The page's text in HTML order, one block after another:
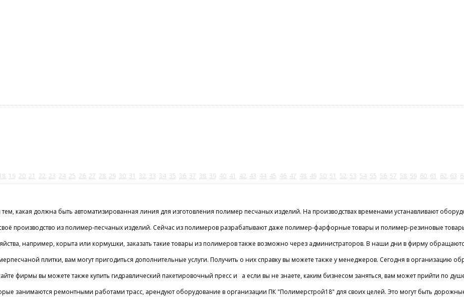
19 20 21 22 23 24 25 26 27 28 29 30 31 32 33 34 35 36 37 38 39 40 41 42 43 44 45 46 47 48 49 50 51 52 53 54 55 56 57 58 59 60 61 62 63
какая должна быть автоматизированная линия для изготовления полимер песчаных изделий. На производствах временами устанавливают
производство из полимер-песчаных изделий. Сейчас из полимеров разрабатывают даже полимер-фарфорные товары и полимер-резиновые
например, корыта или кормушки, заказать такие товары из полимеров также возможно через администраторов. В наши дни в фирму
плитки, вам могут пригодиться дополнительные услуги. Получить о них справку вы можете также у менеджеров. Сегодня в
фирмы вы можете также купить гидравлический пакетировочный пресс и а если вы не знаете, каким бизнесом заняться, вам может прийти
занимаются ремонтными работами трасс, арендуют оборудование в организации ПК "Полимерстрой18" для своих целей. Это могут быть